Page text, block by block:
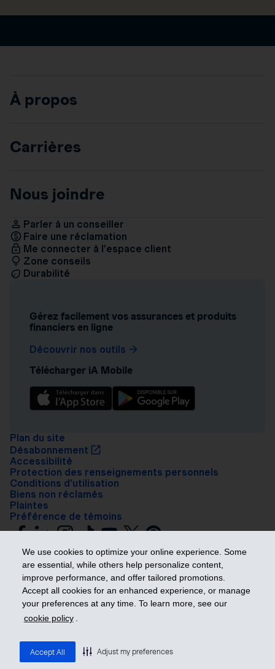
We use cookies to optimize your online experience. Some
are essential, while others help personalize content,
improve performance, and offer tailored promotions.
Accept all cookies for an enhanced experience, or manage
your preferences at any time. To learn more, see our
cookie policy .
Accept All Adjust my preferences
À propos
Carrières
Nous joindre
Parler à un conseiller
Faire une réclamation
Me connecter à l’espace client
Zone conseils
Durabilité
Gérez facilement vos assurances et produits
financiers en ligne
Découvrir nos outils
Télécharger iA Mobile
Plan du site
Désabonnement
Accessibilité
Protection des renseignements personnels
Conditions d’utilisation
Biens non réclamés
Plaintes
Préférence de témoins
Prendre les devants
Groupe financier. Tous droits réservés.